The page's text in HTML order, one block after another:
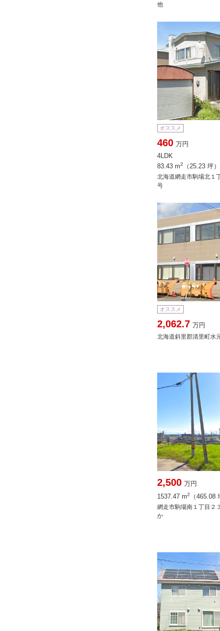
他
オススメ
460 万円
4LDK
83.43 m2 （25.23 坪）
北海道網走市駒場北１
号
オススメ
2,062.7 万円
北海道斜里郡清里町水
2,500 万円
1537.47 m2 （465.08
網走市駒場南１丁目２
か